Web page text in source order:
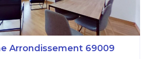
Arrondissement 69009